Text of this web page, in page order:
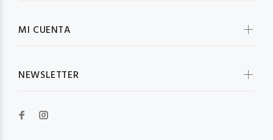
MI CUENTA
NEWSLETTER